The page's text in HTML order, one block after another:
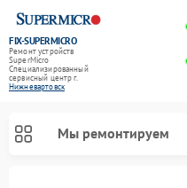
FIX-SUPERMICRO
Ремонт устройств
SuperMicro
Специализированный
cервисный центр г.
Нижневартовск
Мы ремонтируем